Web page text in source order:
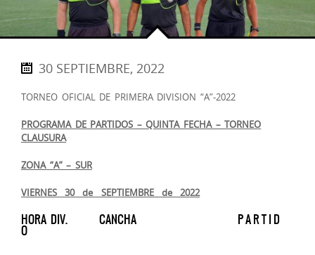
30 SEPTIEMBRE, 2022
TORNEO OFICIAL DE PRIMERA DIVISION “A”-2022
PROGRAMA DE PARTIDOS – QUINTA FECHA – TORNEO
CLAUSURA
ZONA “A” – SUR
VIERNES 30 de SEPTIEMBRE de 2022
HORA DIV. CANCHA P A R T I D
O